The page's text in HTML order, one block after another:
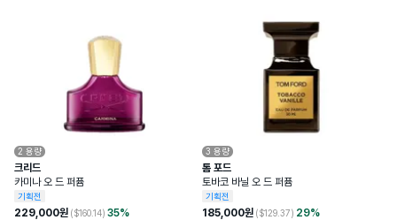
2 용량
크리드
카미나 오 드 퍼퓸
기획전
229,000원 ($160.14) 35%
3 용량
톰 포드
토바코 바닐 오 드 퍼퓸
기획전
185,000원 ($129.37) 29%